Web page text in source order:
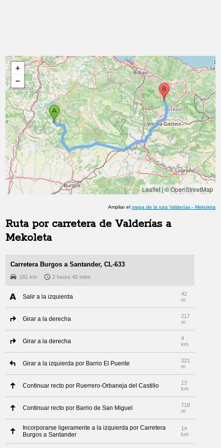
Leaflet| © OpenStreetMap
Ampliar el mapa de la ruta Valderías- Mekoleta
Ruta por carretera de Valderías a
Mekoleta
Carretera Burgos a Santander, CL-633
181 km 2 hours 40 mins
Salir a la izquierda
42
m
Girar a la derecha
217
m
Girar a la derecha
4
km
Girar a la izquierda por Barrio El Puente
321
m
Continuar recto por Ruerrero-Orbaneja del Castillo
13
km
Continuar recto por Barrio de San Miguel
718
m
Incorporarse ligeramente a la izquierda por Carretera
Burgos a Santander
14
km